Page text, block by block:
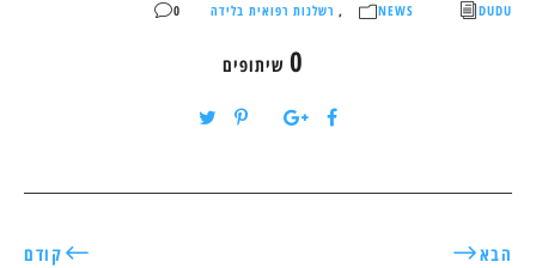
DUDU
NEWS
, רשלנות רפואית בלידה 0
0 שיתופים
קודם הבא